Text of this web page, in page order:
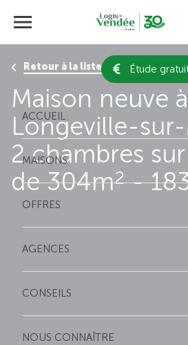
Étude
ACCUEIL
MAISONS
OFFRES
AGENCES
CONSEILS
NOUS CONNAÎTRE
Retour à la liste des résultats
Maison neuve à
Longeville-
2 chambres
de 304m2-